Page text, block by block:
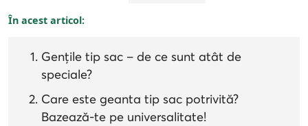
În acest articol:
Gențile tip sac – de ce sunt atât de
speciale?
Care este geanta tip sac potrivită?
Bazează-te pe universalitate!